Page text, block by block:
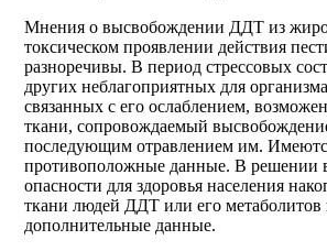
Мнения о высвобождении ДДТ из
токсическом проявлении действия
разноречивы. В период стрессовых
других неблагоприятных для
связанных с его ослаблением,
ткани, сопровождаемый
последующим отравлением им.
противоположные данные. В решении
опасности для здоровья населения
ткани людей ДДТ или его
дополнительные данные.